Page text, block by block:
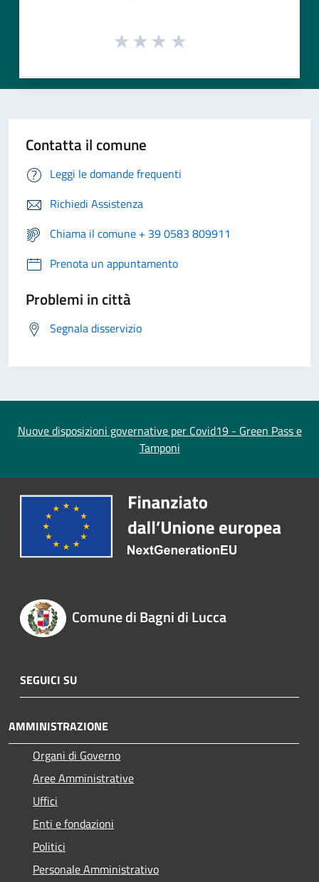
Contatta il comune
Leggi le domande frequenti
Richiedi Assistenza
Chiama il comune + 39 0583 809911
Prenota un appuntamento
Problemi in città
Segnala disservizio
Nuove disposizioni governative per Covid19 - Green Pass e
Tamponi
Comune di Bagni di Lucca
SEGUICI SU
AMMINISTRAZIONE
Organi di Governo
Aree Amministrative
Uffici
Enti e fondazioni
Politici
Personale Amministrativo